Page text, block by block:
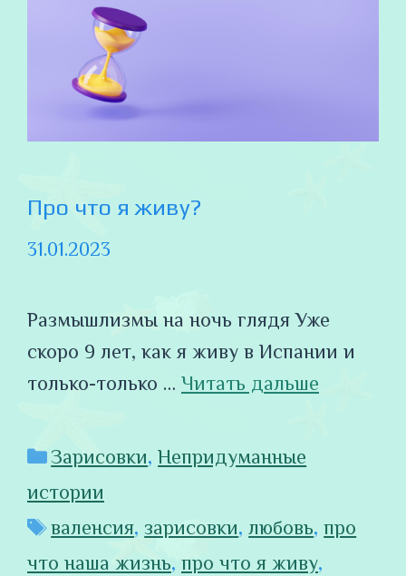
Про что я живу?
31.01.2023
Размышлизмы на ночь глядя Уже
скоро 9 лет, как я живу в Испании и
только-только … Читать дальше
Рубрики
Зарисовки,Непридуманные
истории
Метки
валенсия, зарисовки,любовь,про
что наша жизнь, про что я живу,